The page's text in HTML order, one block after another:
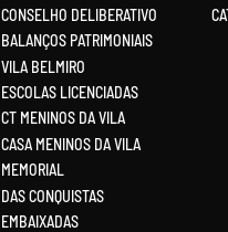
CONSELHO DELIBERATIVO
BALANÇOS PATRIMONIAIS
VILA BELMIRO
ESCOLAS LICENCIADAS
CT MENINOS DA VILA
CASA MENINOS DA VILA
MEMORIAL
DAS CONQUISTAS
EMBAIXADAS